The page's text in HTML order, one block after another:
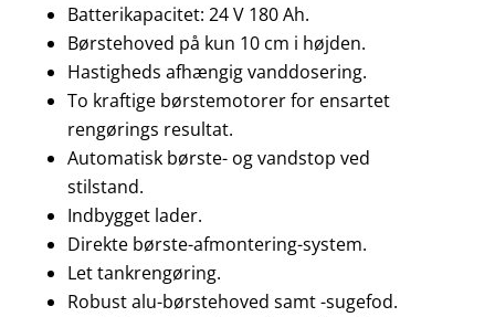
Batterikapacitet: 24 V 180 Ah.
Børstehoved på kun 10 cm i højden.
Hastigheds afhængig vanddosering.
To kraftige børstemotorer for ensartet
rengørings resultat.
Automatisk børste- og vandstop ved
stilstand.
Indbygget lader.
Direkte børste-afmontering-system.
Let tankrengøring.
Robust alu-børstehoved samt -sugefod.